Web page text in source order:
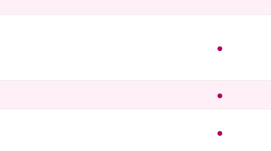
●
●
●